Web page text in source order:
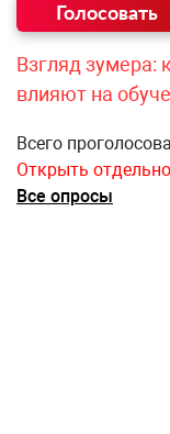
Взгляд зумера:
влияют на
Всего
Открыть отдельно
Все опросы